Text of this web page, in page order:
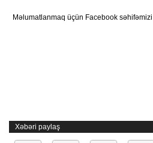
Məlumatlanmaq üçün Facebook səhifəmizi
Xəbəri paylaş